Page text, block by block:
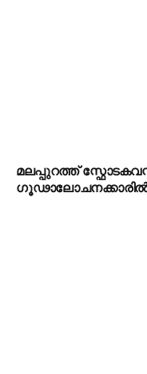
മലപ്പുറത്ത്
ഗൂഢാലോചനക്കാരിൽ